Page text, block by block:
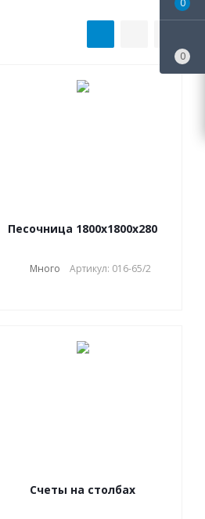
Песочница 1800х1800х280
Много Артикул: 016-65/2
Счеты на столбах
0
0